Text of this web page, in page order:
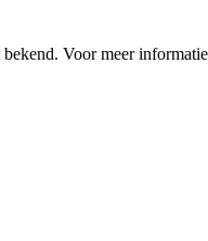
Voor meer